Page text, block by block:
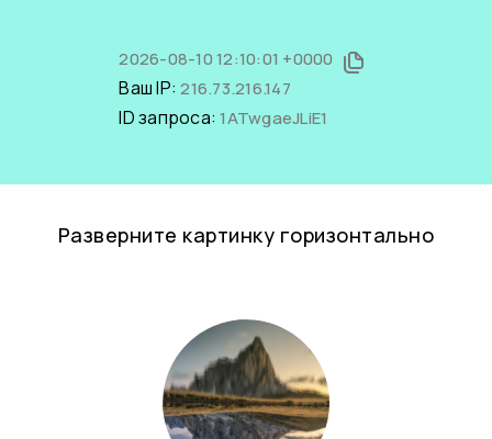
2026-08-10 12:10:01 +0000
Ваш IP:216.73.216.147
ID запроса:1ATwgaeJLiE1
Разверните картинку горизонтально